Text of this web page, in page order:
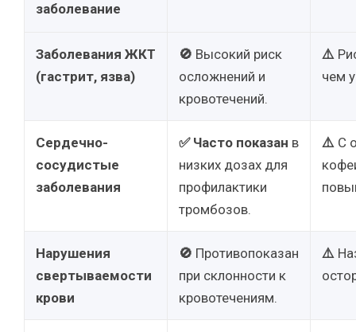
заболевание
Заболевания ЖКТ
(гастрит, язва)
🚫 Высокий риск
осложнений и
кровотечений.
⚠️
чем
Сердечно-
сосудистые
заболевания
✅ Часто показан в
низких дозах для
профилактики
тромбозов.
⚠️ С
Нарушения
свертываемости
крови
🚫 Противопоказан
при склонности к
кровотечениям.
⚠️